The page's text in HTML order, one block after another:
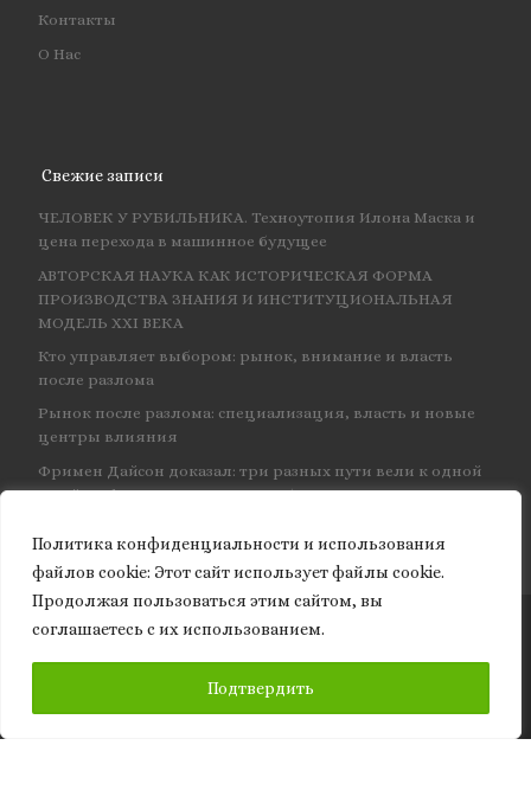
Политика конфиденциальности и использования
файлов сookie: Этот сайт использует файлы cookie.
Продолжая пользоваться этим сайтом, вы
соглашаетесь с их использованием.
Подтвердить
Контакты
О Нас
Свежие записи
ЧЕЛОВЕК У РУБИЛЬНИКА. Техноутопия Илона Маска и
цена перехода в машинное будущее
АВТОРСКАЯ НАУКА КАК ИСТОРИЧЕСКАЯ ФОРМА
ПРОИЗВОДСТВА ЗНАНИЯ И ИНСТИТУЦИОНАЛЬНАЯ
МОДЕЛЬ XXI ВЕКА
Кто управляет выбором: рынок, внимание и власть
после разлома
Рынок после разлома: специализация, власть и новые
центры влияния
Фримен Дайсон доказал: три разных пути вели к одной
и той же физике — и навсегда объединил КЭД
© 2026Granite of science– Все права защищены